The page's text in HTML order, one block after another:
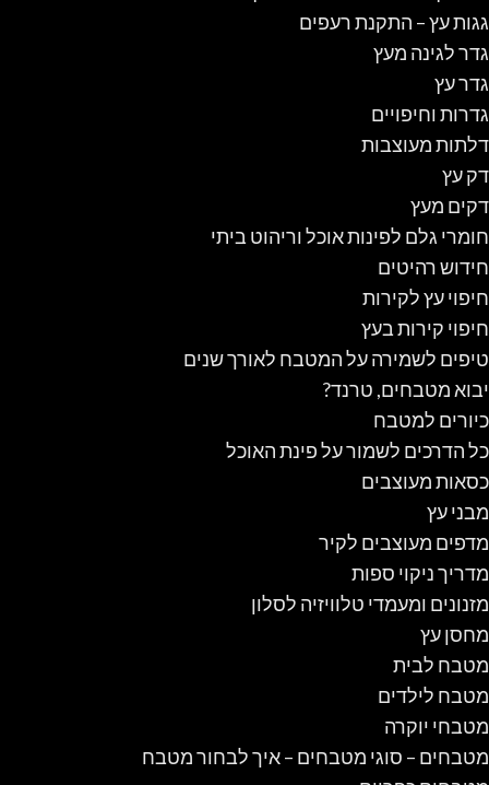
גגות עץ – התקנת רעפים
גדר לגינה מעץ
גדר עץ
גדרות וחיפויים
דלתות מעוצבות
דק עץ
דקים מעץ
חומרי גלם לפינות אוכל וריהוט ביתי
חידוש רהיטים
חיפוי עץ לקירות
חיפוי קירות בעץ
טיפים לשמירה על המטבח לאורך שנים
יבוא מטבחים, טרנד?
כיורים למטבח
כל הדרכים לשמור על פינת האוכל
כסאות מעוצבים
מבני עץ
מדפים מעוצבים לקיר
מדריך ניקוי ספות
מזנונים ומעמדי טלוויזיה לסלון
מחסן עץ
מטבח לבית
מטבח לילדים
מטבחי יוקרה
מטבחים – סוגי מטבחים – איך לבחור מטבח